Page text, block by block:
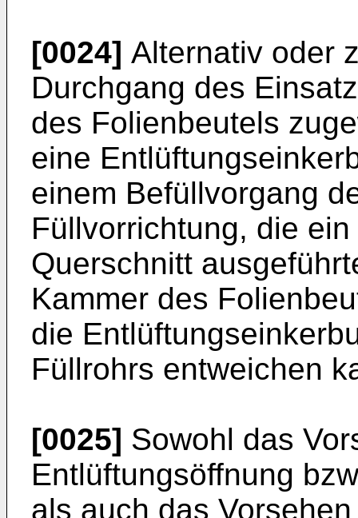
[0024] Alternativ oder
Durchgang des
des Folienbeutels
eine
einem Befüllvorgang
Füllvorrichtung, die
Querschnitt
Kammer des
die
Füllrohrs entweichen
[0025] Sowohl das
Entlüftungsöffnung
als auch das